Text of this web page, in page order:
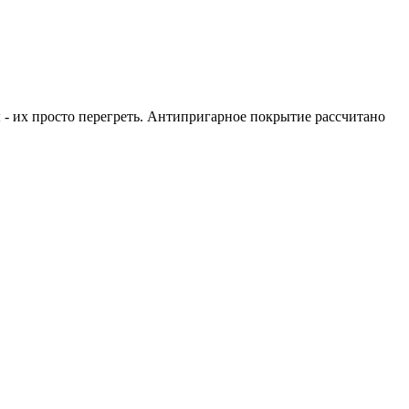
просто перегреть. Антипригарное покрытие рассчитано